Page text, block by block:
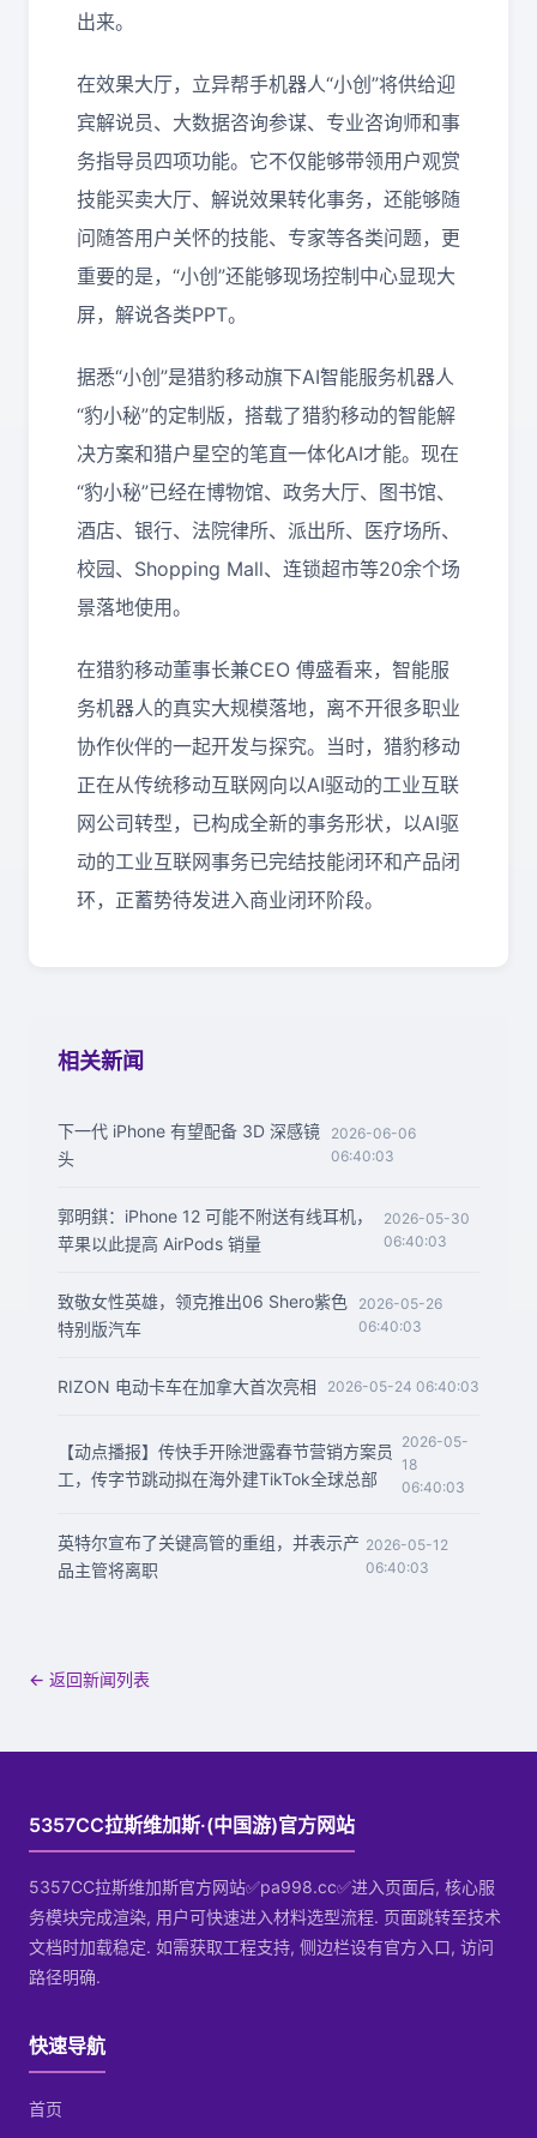
出来。
在效果大厅，立异帮手机器人“小创”将供给迎
宾解说员、大数据咨询参谋、专业咨询师和事
务指导员四项功能。它不仅能够带领用户观赏
技能买卖大厅、解说效果转化事务，还能够随
问随答用户关怀的技能、专家等各类问题，更
重要的是，“小创”还能够现场控制中心显现大
屏，解说各类PPT。
据悉“小创”是猎豹移动旗下AI智能服务机器人
“豹小秘”的定制版，搭载了猎豹移动的智能解
决方案和猎户星空的笔直一体化AI才能。现在
“豹小秘”已经在博物馆、政务大厅、图书馆、
酒店、银行、法院律所、派出所、医疗场所、
校园、Shopping Mall、连锁超市等20余个场
景落地使用。
在猎豹移动董事长兼CEO 傅盛看来，智能服
务机器人的真实大规模落地，离不开很多职业
协作伙伴的一起开发与探究。当时，猎豹移动
正在从传统移动互联网向以AI驱动的工业互联
网公司转型，已构成全新的事务形状，以AI驱
动的工业互联网事务已完结技能闭环和产品闭
环，正蓄势待发进入商业闭环阶段。
相关新闻
下一代 iPhone 有望配备 3D 深感镜
头
2026-06-06
06:40:03
郭明錤：iPhone 12 可能不附送有线耳机，
苹果以此提高 AirPods 销量
2026-05-30
06:40:03
致敬女性英雄，领克推出06 Shero紫色
特别版汽车
2026-05-26
06:40:03
RIZON 电动卡车在加拿大首次亮相 2026-05-24 06:40:03
【动点播报】传快手开除泄露春节营销方案员
工，传字节跳动拟在海外建TikTok全球总部
2026-05-
18
06:40:03
英特尔宣布了关键高管的重组，并表示产
品主管将离职
2026-05-12
06:40:03
← 返回新闻列表
5357CC拉斯维加斯·(中国游)官方网站
5357CC拉斯维加斯官方网站✅pa998.cc✅进入页面后, 核心服
务模块完成渲染, 用户可快速进入材料选型流程. 页面跳转至技术
文档时加载稳定. 如需获取工程支持, 侧边栏设有官方入口, 访问
路径明确.
快速导航
首页